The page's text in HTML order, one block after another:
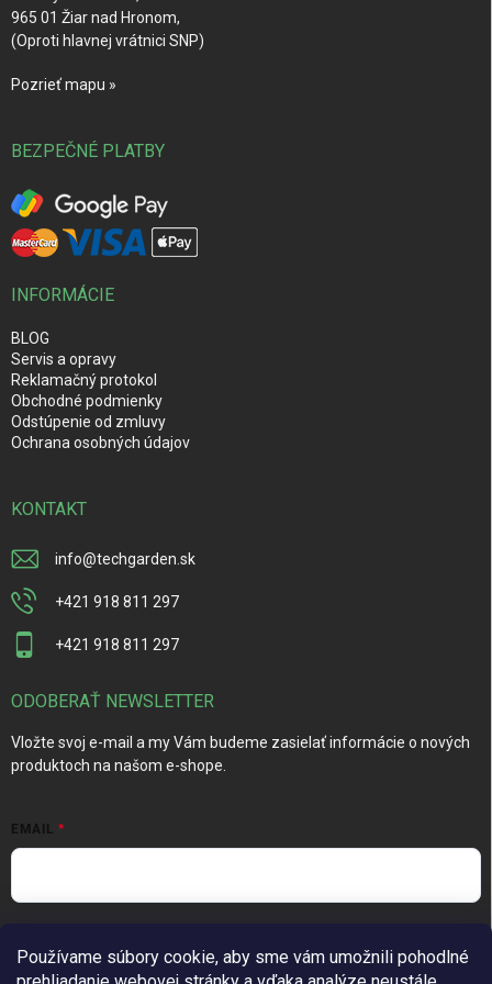
Používame súbory cookie, aby sme vám umožnili pohodlné
965 01 Žiar nad Hronom,
(Oproti hlavnej vrátnici SNP)
Pozrieť mapu »
BEZPEČNÉ PLATBY
INFORMÁCIE
BLOG
Servis a opravy
Reklamačný protokol
Obchodné podmienky
Odstúpenie od zmluvy
Ochrana osobných údajov
KONTAKT
info@techgarden.sk
+421 918 811 297
+421 918 811 297
ODOBERAŤ NEWSLETTER
Vložte svoj e-mail a my Vám budeme zasielať informácie o nových
produktoch na našom e-shope.
EMAIL
údajov